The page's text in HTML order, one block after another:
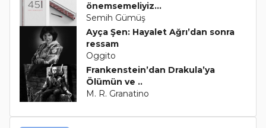
önemsemeliyiz…
Semih Gümüş
Ayça Şen: Hayalet Ağrı’dan sonra
ressam
Oggito
Frankenstein’dan Drakula’ya
Ölümün ve ..
M. R. Granatino